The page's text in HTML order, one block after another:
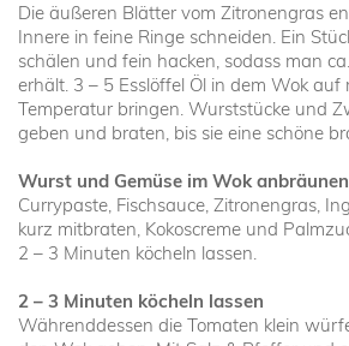
Die äußeren Blätter vom Zitronengras
Innere in feine Ringe schneiden. Ein
schälen und fein hacken, sodass man
erhält. 3 – 5 Esslöffel Öl in dem Wok auf
Temperatur bringen. Wurststücke und
geben und braten, bis sie eine schöne
Wurst und Gemüse im Wok anbräunen
Currypaste, Fischsauce, Zitronengras,
kurz mitbraten, Kokoscreme und
2 – 3 Minuten köcheln lassen.
2 – 3 Minuten köcheln lassen
Währenddessen die Tomaten klein